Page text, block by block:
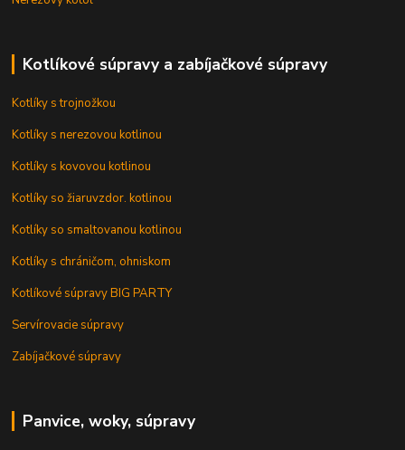
Kotlíkové súpravy a zabíjačkové súpravy
Kotlíky s trojnožkou
Kotlíky s nerezovou kotlinou
Kotlíky s kovovou kotlinou
Kotlíky so žiaruvzdor. kotlinou
Kotlíky so smaltovanou kotlinou
Kotlíky s chráničom, ohniskom
Kotlíkové súpravy BIG PARTY
Servírovacie súpravy
Zabíjačkové súpravy
Panvice, woky, súpravy